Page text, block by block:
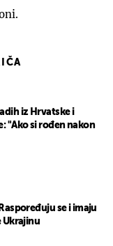
iz Hrvatske i
"Ako si rođen nakon
se i imaju
Ukrajinu